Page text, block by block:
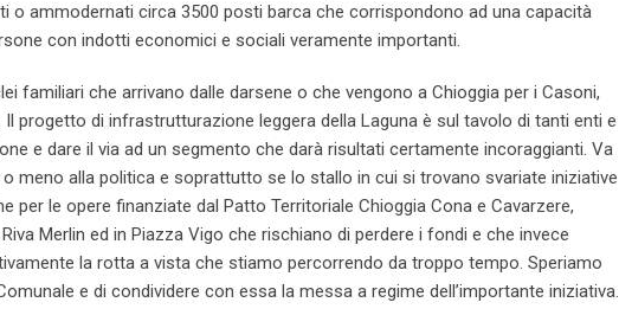
ammodernati circa 3500 posti barca che corrispondono ad una capacità
con indotti economici e sociali veramente importanti.
familiari che arrivano dalle darsene o che vengono a Chioggia per i Casoni,
progetto di infrastrutturazione leggera della Laguna è sul tavolo di tanti enti e
e dare il via ad un segmento che darà risultati certamente incoraggianti. Va
meno alla politica e soprattutto se lo stallo in cui si trovano svariate iniziative
per le opere finanziate dal Patto Territoriale Chioggia Cona e Cavarzere,
Merlin ed in Piazza Vigo che rischiano di perdere i fondi e che invece
la rotta a vista che stiamo percorrendo da troppo tempo. Speriamo
e di condividere con essa la messa a regime dell’importante iniziativa.